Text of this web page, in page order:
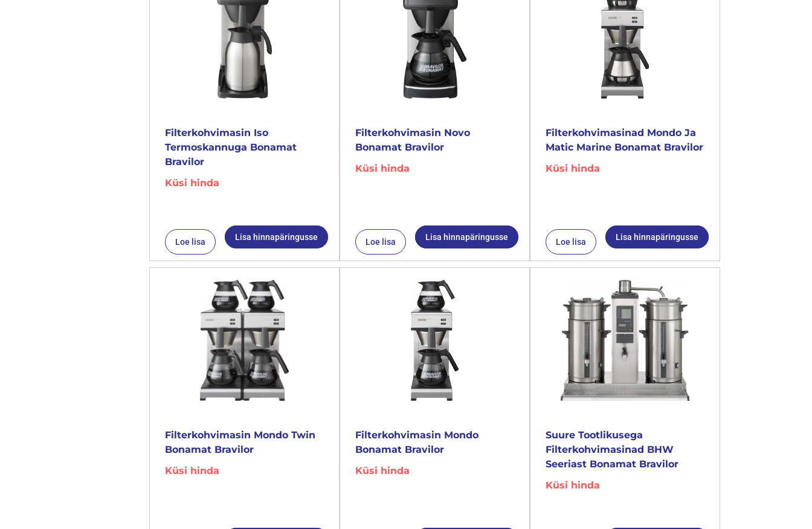
Filterkohvimasin Iso
Termoskannuga Bonamat
Bravilor
Küsi hinda
Loe lisa Lisa hinnapäringusse
Filterkohvimasin Novo
Bonamat Bravilor
Küsi hinda
Loe lisa Lisa hinnapäringusse
Filterkohvimasinad Mondo Ja
Matic Marine Bonamat Bravilor
Küsi hinda
Loe lisa Lisa hinnapäringusse
Filterkohvimasin Mondo Twin
Bonamat Bravilor
Küsi hinda
Filterkohvimasin Mondo
Bonamat Bravilor
Küsi hinda
Suure Tootlikusega
Filterkohvimasinad BHW
Seeriast Bonamat Bravilor
Küsi hinda